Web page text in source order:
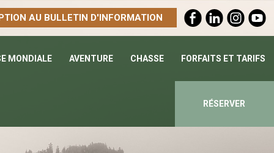
AU BULLETIN D'INFORMATION
MONDIALE AVENTURE CHASSE FORFAITS ET TARIFS
RÉSERVER